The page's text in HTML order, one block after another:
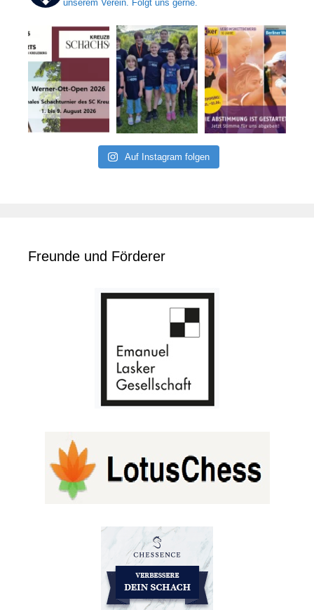
unserem Verein. Folgt uns gerne.
Auf Instagram folgen
Freunde und Förderer